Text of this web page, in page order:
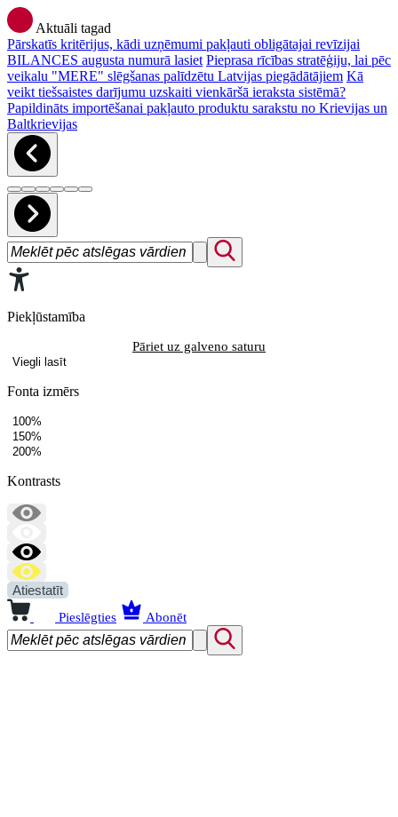
Aktuāli tagad
Pārskatīs kritērijus, kādi uzņēmumi pakļauti obligātajai revīzijai
BILANCES augusta numurā lasiet Pieprasa rīcības stratēģiju, lai pēc
veikalu "MERE" slēgšanas palīdzētu Latvijas piegādātājiem Kā
veikt tiešsaistes darījumu uzskaiti vienkāršā ieraksta sistēmā?
Papildināts importēšanai pakļauto produktu sarakstu no Krievijas un
Baltkrievijas
Piekļūstamība
Pāriet uz galveno saturu
Viegli lasīt
Fonta izmērs
100%
150%
200%
Kontrasts
Atiestatīt
Pieslēgties Abonēt